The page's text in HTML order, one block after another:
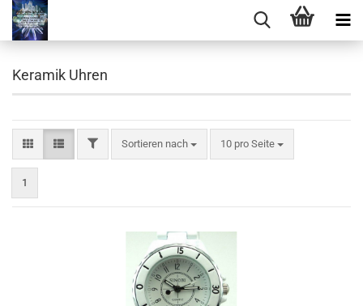
Keramik Uhren
FILTERSortieren nach
Sortieren nach 10 pro Seite
pro Seite
1